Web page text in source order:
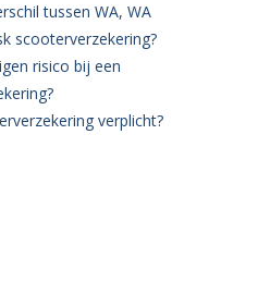
tussen WA, WA
scooterverzekering?
risico bij een
verplicht?